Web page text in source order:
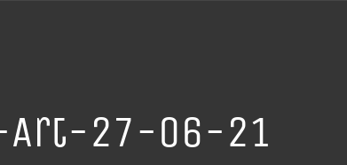
Art-27-06-21